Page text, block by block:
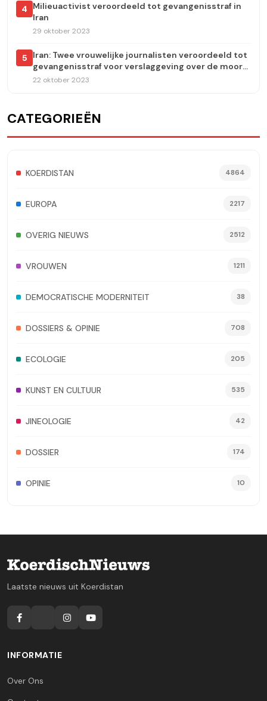
4
Milieuactivist veroordeeld tot gevangenisstraf in
Iran
29 oktober 2023
5
Iran: Twee vrouwelijke journalisten veroordeeld tot
gevangenisstraf voor verslaggeving over de moord
op Jina Amini
22 oktober 2023
CATEGORIEËN
KOERDISTAN 4864
EUROPA 2217
OVERIG NIEUWS 2512
VROUWEN 1211
DEMOCRATISCHE MODERNITEIT 38
DOSSIERS & OPINIE 708
ECOLOGIE 205
KUNST EN CULTUUR 535
JINEOLOGIE 42
DOSSIER 174
OPINIE 10
Laatste nieuws uit Koerdistan
INFORMATIE
Over Ons